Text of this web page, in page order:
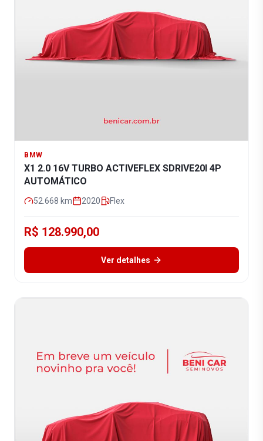
BMW
X1 2.0 16V TURBO ACTIVEFLEX SDRIVE20I 4P
AUTOMÁTICO
52.668 km 2020 Flex
R$ 128.990,00
Ver detalhes